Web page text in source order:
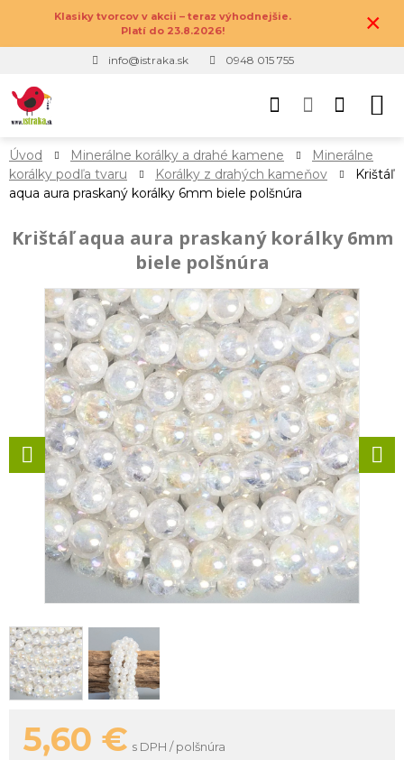
Klasiky tvorcov v akcii – teraz výhodnejšie.
Platí do 23.8.2026!
×
info@istraka.sk 0948 015 755
Úvod Minerálne korálky a drahé kamene
Minerálne
korálky podľa tvaru
Korálky z drahých kameňov
Krištáľ
aqua aura praskaný korálky 6mm biele polšnúra
Krištáľ aqua aura praskaný korálky 6mm
biele polšnúra
5,60 € s DPH / polšnúra